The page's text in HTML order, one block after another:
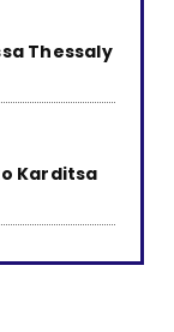
Thessaly
Karditsa